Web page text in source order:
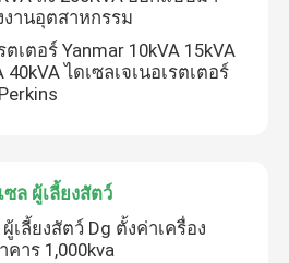
งานอุตสาหกรรม
ตเตอร์ Yanmar 10kVA 15kVA
40kVA ไดเซลเจเนอเรตเตอร์
ล ผู้เลี้ยงสัตว์
ลี้ยงสัตว์ Dg ตั้งค่าเครื่อง
าร 1,000kva